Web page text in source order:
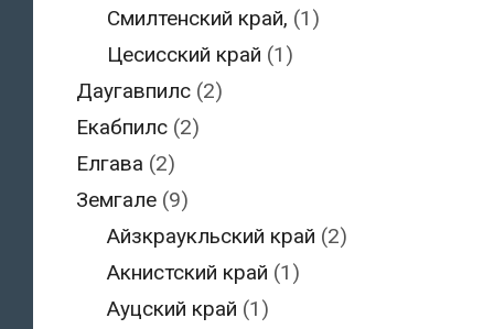
Смилтенский край, (1)
Цесисский край (1)
Даугавпилс(2)
Екабпилс(2)
Елгава (2)
Земгале(9)
Айзкраукльский край (2)
Акнистский край (1)
Ауцский край (1)